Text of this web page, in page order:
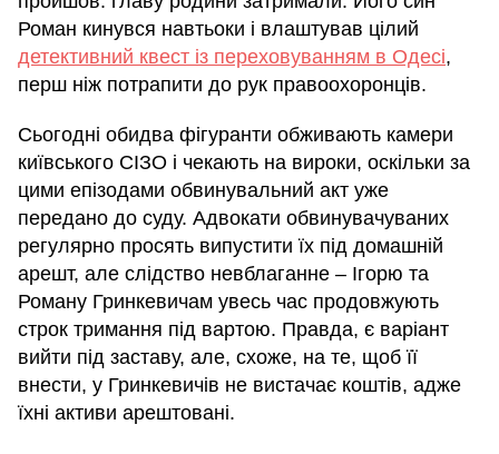
Роман кинувся навтьоки і влаштував цілий
детективний квест із переховуванням в Одесі,
перш ніж потрапити до рук правоохоронців.
Сьогодні обидва фігуранти обживають камери
київського СІЗО і чекають на вироки, оскільки за
цими епізодами обвинувальний акт уже
передано до суду. Адвокати обвинувачуваних
регулярно просять випустити їх під домашній
арешт, але слідство невблаганне – Ігорю та
Роману Гринкевичам увесь час продовжують
строк тримання під вартою. Правда, є варіант
вийти під заставу, але, схоже, на те, щоб її
внести, у Гринкевичів не вистачає коштів, адже
їхні активи арештовані.